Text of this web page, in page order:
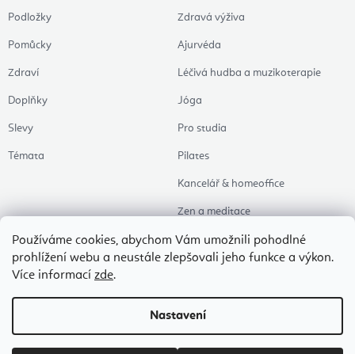
Používáme cookies, abychom Vám umožnili pohodlné
prohlížení webu a neustále zlepšovali jeho funkce a výkon.
Více informací zde.
Nastavení
Podložky
Pomůcky
Zdraví
Doplňky
Slevy
Témata
Zdravá výživa
Ajurvéda
Léčivá hudba a muzikoterapie
Jóga
Pro studia
Pilates
Kancelář & homeoffice
Zen a meditace
Aromaterapie
Zdravý spánek
Naše oblíbené
cookies